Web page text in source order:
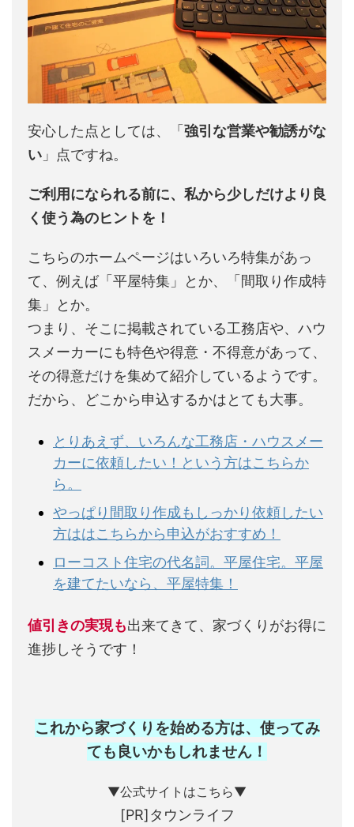
安心した点としては、「強引な営業や勧誘がな
い 」点ですね。
ご利用になられる前に、私から少しだけより良
く使う為のヒントを！
こちらのホームページはいろいろ特集があっ
て、例えば「平屋特集」とか、「間取り作成特
集」とか。
つまり、そこに掲載されている工務店や、ハウ
スメーカーにも特色や得意・不得意があって、
その得意だけを集めて紹介しているようです。
だから、どこから申込するかはとても大事。
とりあえず、いろんな工務店・ハウスメー
カーに依頼したい！という方はこちらか
ら。
やっぱり間取り作成もしっかり依頼したい
方ははこちらから申込がおすすめ！
ローコスト住宅の代名詞。平屋住宅。平屋
を建てたいなら、平屋特集！
値引きの実現も出来てきて、家づくりがお得に
進捗しそうです！
これから家づくりを始める方は、使ってみ
ても良いかもしれません ！
▼公式サイトはこちら▼
[PR]タウンライフ